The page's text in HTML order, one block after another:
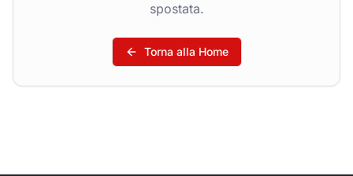
spostata.
Torna alla Home